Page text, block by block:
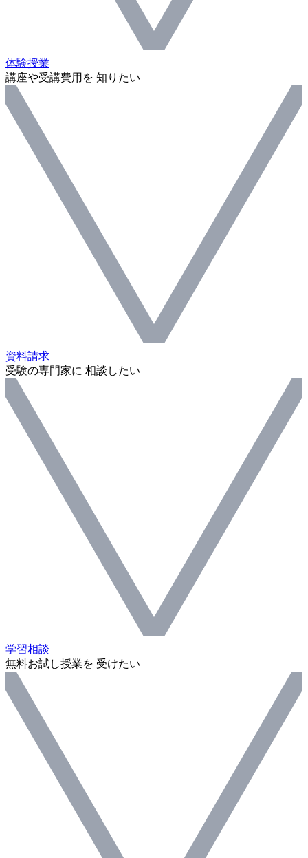
体験授業
講座や受講費用を 知りたい
資料請求
受験の専門家に 相談したい
学習相談
無料お試し授業を 受けたい